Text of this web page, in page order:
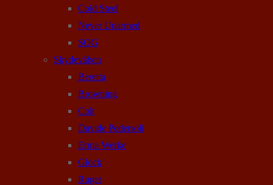
Cold Steel
Never Unarmed
SOG
Skydevåben
Beretta
Browning
Colt
Davide Pedersoli
Erma Werke
Glock
Ruger